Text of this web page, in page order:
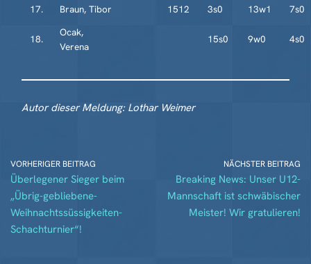
17. Braun, Tibor 1512 3s0 13w1 7s0
18.
Ocak,
Verena
15s0 9w0 4s0
Autor dieser Meldung: Lothar Weimer
VORHERIGER BEITRAG
Überlegener Sieger beim
„Übrig-gebliebene-
Weihnachtssüssigkeiten-
Schachturnier“!
NÄCHSTER BEITRAG
Breaking News: Unser U12-
Mannschaft ist schwäbischer
Meister! Wir gratulieren!